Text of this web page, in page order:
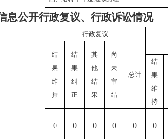
息公开行政复议、行政诉讼情况
行政复议
结
果
维
持
结
果
纠
正
其
他
结
果
尚
未
审
结
总计
结
果
维
持
0 0 0 0 0 0